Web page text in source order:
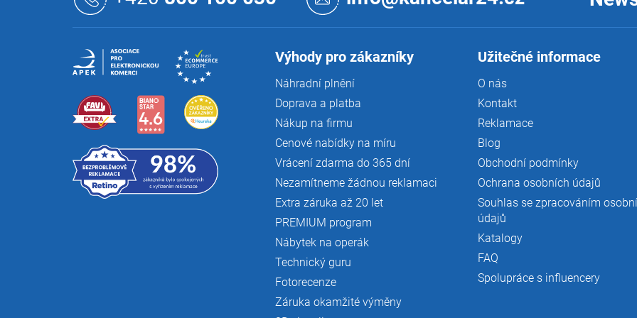
Výhody pro zákazníky
Náhradní plnění
Doprava a platba
Nákup na firmu
Cenové nabídky na míru
Vrácení zdarma do 365 dní
Nezamítneme žádnou reklamaci
Extra záruka až 20 let
PREMIUM program
Nábytek na operák
Technický guru
Fotorecenze
Záruka okamžité výměny
Užitečné informace
O nás
Kontakt
Reklamace
Blog
Obchodní podmínky
Ochrana osobních údajů
Souhlas se zpracováním
údajů
Katalogy
FAQ
Spolupráce s influencery